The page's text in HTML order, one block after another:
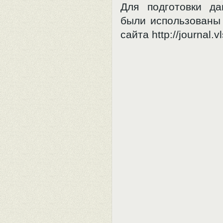
Для подготовки
были
сайта http://